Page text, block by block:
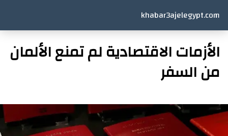
khabar3ajelegypt.com
الأزمات الاقتصادية لم تمنع الألمان
من السفر